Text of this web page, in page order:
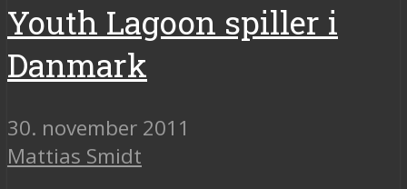
Youth Lagoon spiller i
Danmark
30. november 2011
Mattias Smidt